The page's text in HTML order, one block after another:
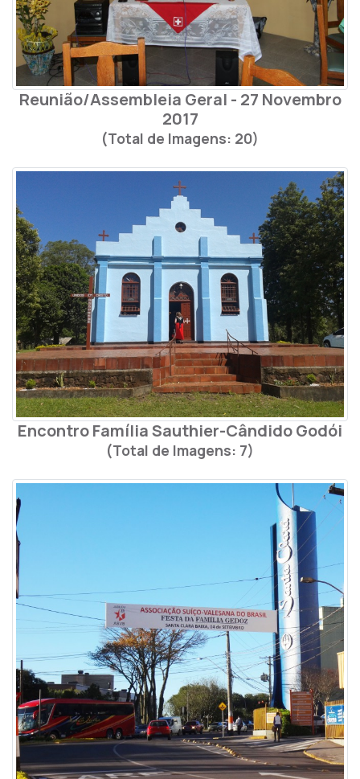
Reunião/Assembleia Geral - 27 Novembro
2017
(Total de Imagens: 20)
Encontro Família Sauthier-Cândido Godói
(Total de Imagens: 7)